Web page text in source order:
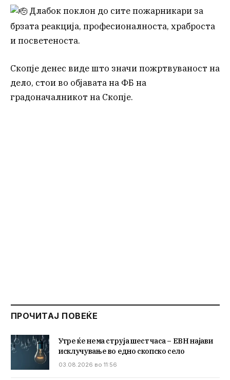
Длабок поклон до сите пожарникари за
брзата реакција, професионалноста, храброста
и посветеноста.
Скопје денес виде што значи пожртвуваност на
дело, стои во објавата на ФБ на
градоначалникот на Скопје.
ПРОЧИТАЈ ПОВЕЌЕ
Утре ќе нема струја шест часа – ЕВН најави
исклучување во едно скопско село
03.08.2026 во 11:56